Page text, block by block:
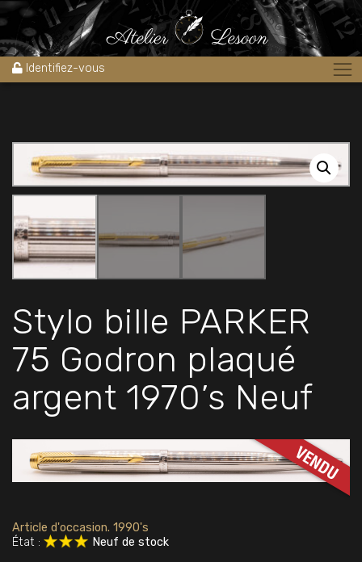
Identifiez-vous
Accueil » Boutique Archives des ventes stylos »Stylo bille
PARKER 75 Godron plaqué argent 1970’s Neuf
Stylo bille PARKER
75 Godron plaqué
argent 1970’s Neuf
Article d'occasion. 1990's
État :
Neuf de stock